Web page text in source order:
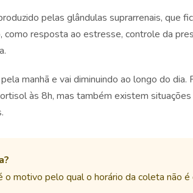
pelas glândulas suprarrenais, que
como resposta ao estresse, controle da
manhã e vai diminuindo ao longo do
às 8h, mas também existem
o motivo pelo qual o horário da coleta não